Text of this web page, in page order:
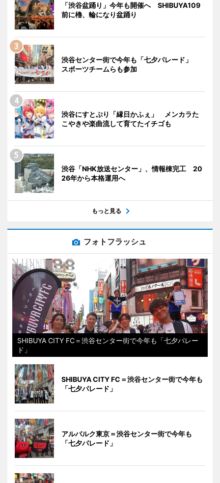
「渋谷盆踊り」今年も開催へ SHIBUYA109
前に櫓、輪になり盆踊り
渋谷センター街で今年も「七夕パレード」
スポーツチームらも参加
渋谷にすとぷり「縁日かふぇ」 メンカラた
こやきや楽曲流して育てたイチゴも
渋谷「NHK放送センター」、情報棟完工 20
26年から本格運用へ
もっと見る
フォトフラッシュ
SHIBUYA CITY FC＝渋谷センター街で今年も「七夕パレー
ド」
SHIBUYA CITY FC＝渋谷センター街で今年も
「七夕パレード」
アルバルク東京＝渋谷センター街で今年も
「七夕パレード」